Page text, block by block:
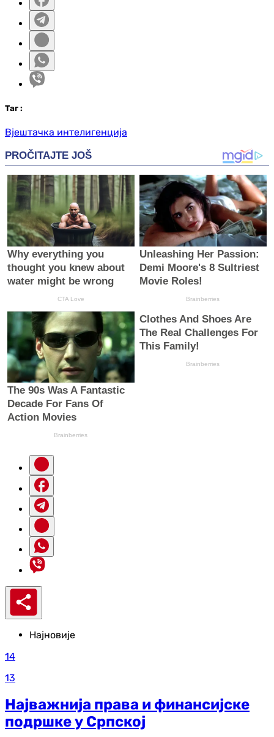
Таг :
Вјештачка интелигенција
Најновије
14
13
Најважнија права и финансијске
подршке у Српској